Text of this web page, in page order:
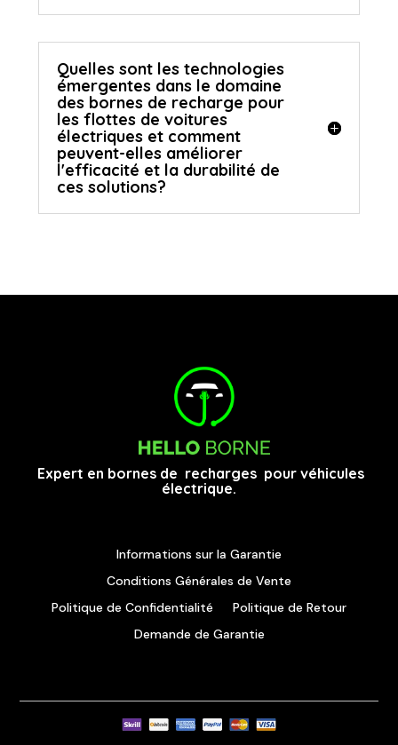
Quelles sont les technologies
émergentes dans le domaine
des bornes de recharge pour
les flottes de voitures
électriques et comment
peuvent-elles améliorer
l'efficacité et la durabilité de
ces solutions?
Expert en bornes de recharges pour véhicules
électrique.
Informations sur la Garantie
Conditions Générales de Vente
Politique de Confidentialité
Politique de Retour
Demande de Garantie